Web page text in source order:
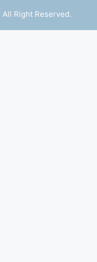
Right Reserved.